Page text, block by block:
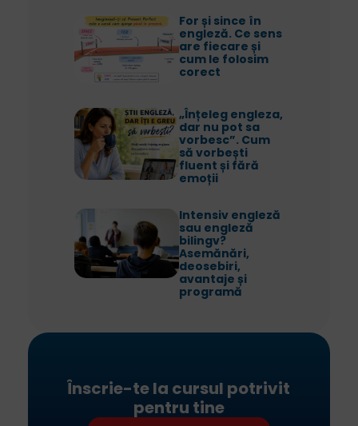
For și since în
engleză. Ce sens
are fiecare și
cum le folosim
corect
„Înțeleg engleza,
dar nu pot sa
vorbesc”. Cum
să vorbești
fluent și fără
emoții
Intensiv engleză
sau engleză
bilingv?
Asemănări,
deosebiri,
avantaje și
programă
Înscrie-te la cursul potrivit
pentru tine